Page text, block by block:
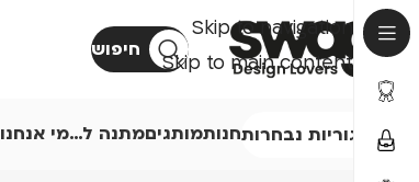
Skip to navigation
Skip to main content
חיפוש
קטגוריות נבחרותחנותמותגיםמתנה ל…מי אנחנו